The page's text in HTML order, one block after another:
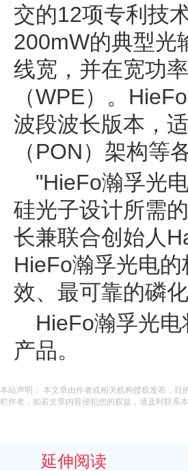
交的12项专利技
200mW的典型光
线宽，并在宽功
（WPE）。
波段波长版本，
（PON）架构等
"HieFo瀚孚光
硅光子设计所需
长兼联合创始人
HieFo瀚孚光电
效、最可靠的磷
HieFo瀚孚光
产品。
本站声明： 本文章由作者或相关机构授权发布，
栏作者，如若文章内容侵犯您的权益，请及时联系本
延伸阅读